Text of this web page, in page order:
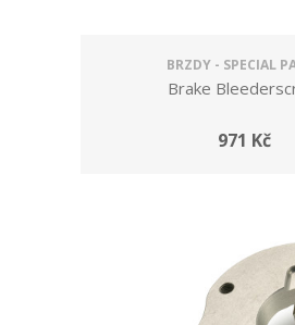
BRZDY - SPECIAL
Brake
971 Kč